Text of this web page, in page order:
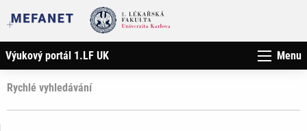
Výukový portál 1.LF UK Menu
Rychlé vyhledávání